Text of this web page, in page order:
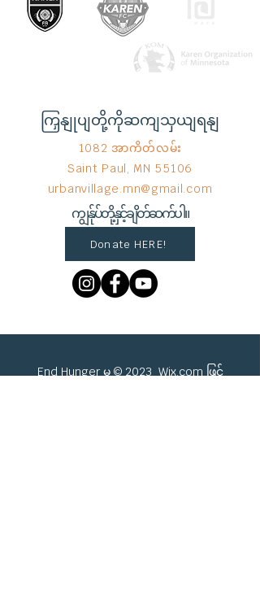
ကြှနျုပျတို့ကိုဆကျသှယျရနျ
1082 အာကိတ်လမ်း
Saint Paul, MN 55106
urbanvillage.mn@gmail.com
ကျွန်ုပ်တို့နှင့်ချိတ်ဆက်ပါ။
Donate HERE!
End Hunger မှ © 2023 Wix.com ဖြင့်